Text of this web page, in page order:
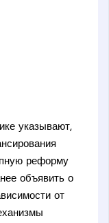
указывают,
реформу
объявить о
от